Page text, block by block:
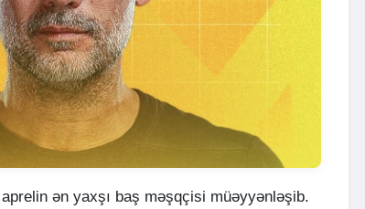
ən yaxşı baş məşqçisi müəyyənləşib.